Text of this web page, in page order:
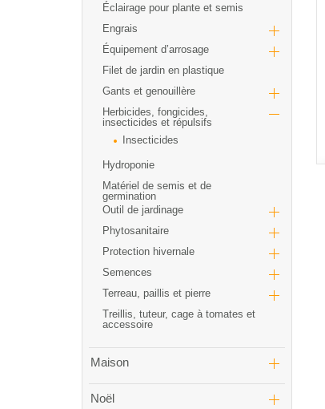
Éclairage pour plante et semis
Engrais
Équipement d’arrosage
Filet de jardin en plastique
Gants et genouillère
Herbicides, fongicides,
insecticides et répulsifs
Insecticides
Hydroponie
Matériel de semis et de
germination
Outil de jardinage
Phytosanitaire
Protection hivernale
Semences
Terreau, paillis et pierre
Treillis, tuteur, cage à tomates et
accessoire
Maison
Noël